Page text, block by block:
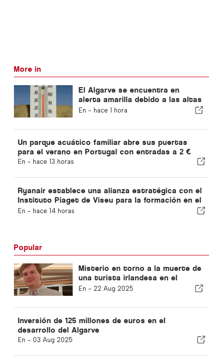
More in
El Algarve se encuentra en
alerta amarilla debido a las altas
temperaturas
En - hace 1 hora
Un parque acuático familiar abre sus puertas
para el verano en Portugal con entradas a 2 €
En - hace 13 horas
Ryanair establece una alianza estratégica con el
Instituto Piaget de Viseu para la formación en el
sector de la aviación en Portugal
En - hace 14 horas
Popular
Misterio en torno a la muerte de
una turista irlandesa en el
Algarve
En - 22 Aug 2025
Inversión de 125 millones de euros en el
desarrollo del Algarve
En - 03 Aug 2025